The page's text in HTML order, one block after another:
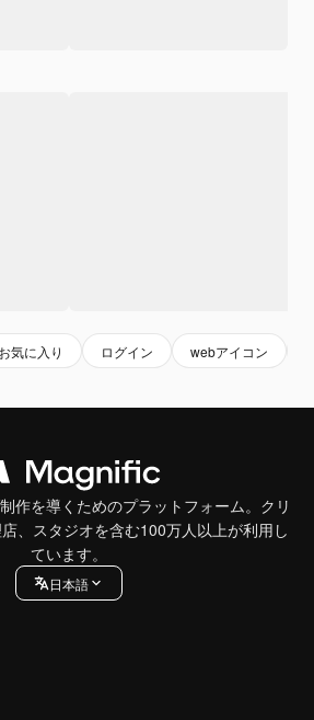
お気に入り ログイン webアイコン
作を導くためのプラットフォーム。クリ
、スタジオを含む100万人以上が利用し
ています。
日本語